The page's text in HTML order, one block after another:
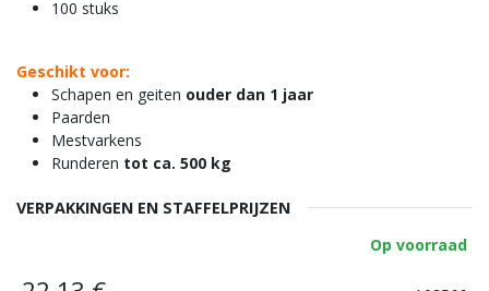
100 stuks
Geschikt voor:
Schapen en geiten ouder dan 1 jaar
Paarden
Mestvarkens
Runderen tot ca. 500 kg
VERPAKKINGEN EN STAFFELPRIJZEN
Op voorraad